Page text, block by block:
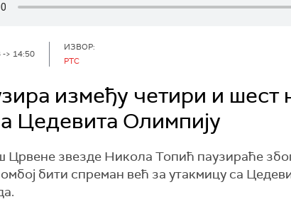
> 14:50
ИЗВОР:
РТС
између четири и
Цедевита Олимпију
звезде Никола Топић паузираће
бити спреман већ за утакмицу са